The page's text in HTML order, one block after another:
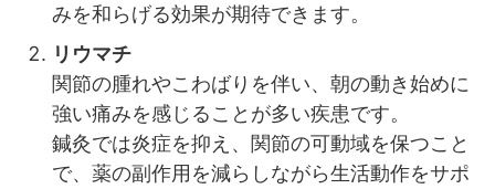
みを和らげる効果が期待できます。
リウマチ
関節の腫れやこわばりを伴い、朝の動き始めに
強い痛みを感じることが多い疾患です。
鍼灸では炎症を抑え、関節の可動域を保つこと
で、薬の副作用を減らしながら生活動作をサポ